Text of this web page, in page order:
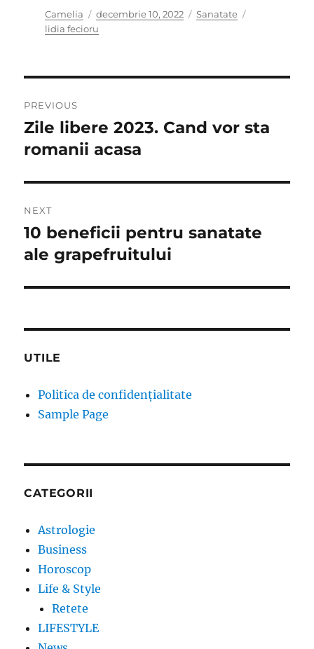
Author
Camelia
Posted
on
decembrie 10, 2022 Categories
Sanatate
lidia fecioru
în
articole
PREVIOUS
Previous
post:
Zile libere 2023. Cand vor sta
romanii acasa
NEXT
Next
post:
10 beneficii pentru sanatate
ale grapefruitului
UTILE
Politica de confidențialitate
Sample Page
CATEGORII
Astrologie
Business
Horoscop
Life & Style
Retete
LIFESTYLE